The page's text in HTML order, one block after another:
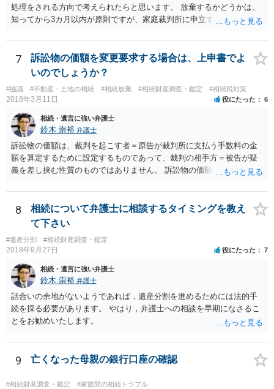
処理をされる方向で考えられたらと思います。 放棄するかどうかは、
知ってから3カ月以内が原則ですが、家庭裁判所に申立すれば3カ月の
放棄するかどうか決めることができます。 銀行やサラ金が数年も放置
することはありませんので、数年後に借金が発見される可能性はほぼ
ありません。 なお、私が扱った相続放棄を検討していた案件で、期間
伸長して調査したところ、サラ金に対する過払金など相当な財産が見
つかったため相続したという事例がありました。
7
訴訟物の価額を変更要求する場合は、上申書でよ
いのでしょうか？
#協議 #不動産・土地の相続 #相続放棄 #相続財産調査・鑑定 #相続税対策
2018年3月11日 役にたった 6
相続・遺言に強い弁護士
鈴木 崇裕 弁護士
訴訟物の価額は、裁判を起こす者＝原告が裁判所に支払う手数料の金
額を算定するために設定するものであって、裁判の相手方＝被告が疑
義を差し挟む性質のものではありません。 訴訟物の価額自体が裁判の
したとしても、変更されることはありません。
8
相続について弁護士に相談するタイミングを教え
て下さい
#遺産分割 #相続財産調査・鑑定
2018年9月27日 役にたった 7
相続・遺言に強い弁護士
鈴木 崇裕 弁護士
話合いの余地がないようであれば，遺産分割を進めるためには法的手
続を採る必要があります。 やはり，弁護士への相談を早期になさるこ
とをお勧めいたします。
9 亡くなった母親の銀行口座の確認
#相続財産調査・鑑定 #家族間の相続トラブル